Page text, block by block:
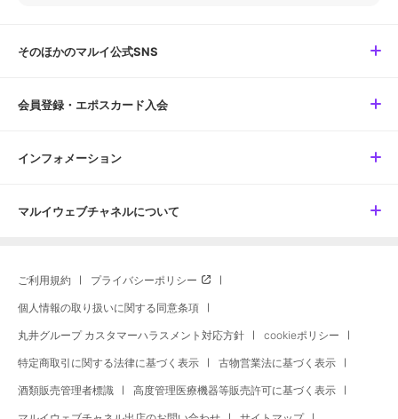
そのほかのマルイ公式SNS
会員登録・エポスカード入会
インフォメーション
マルイウェブチャネルについて
ご利用規約 プライバシーポリシー
個人情報の取り扱いに関する同意条項
丸井グループ カスタマーハラスメント対応方針 cookieポリシー
特定商取引に関する法律に基づく表示 古物営業法に基づく表示
酒類販売管理者標識 高度管理医療機器等販売許可に基づく表示